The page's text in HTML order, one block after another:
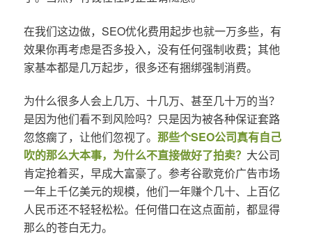
在我们这边做，SEO优化费用起步也就一万多些，有
效果你再考虑是否多投入，没有任何强制收费；其他
家基本都是几万起步，很多还有捆绑强制消费。
为什么很多人会上几万、十几万、甚至几十万的当？
是因为他们看不到风险吗？只是因为被各种保证套路
忽悠瘸了，让他们忽视了。 那些个SEO公司真有自己
吹的那么大本事，为什么不直接做好了拍卖？ 大公司
肯定抢着买，早成大富豪了。参考谷歌竞价广告市场
一年上千亿美元的规模，他们一年赚个几十、上百亿
人民币还不轻轻松松。任何借口在这点面前，都显得
那么的苍白无力。